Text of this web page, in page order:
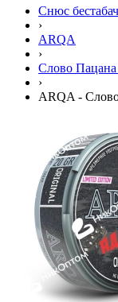
Снюс
›
ARQA
›
Слово Пацана
›
ARQA -